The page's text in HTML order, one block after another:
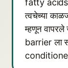
fatty acids
त्वचेच्या
म्हणून
barrier ला